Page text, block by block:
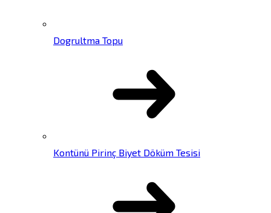
Dogrultma Topu
Kontünü Pirinç Biyet Döküm Tesisi